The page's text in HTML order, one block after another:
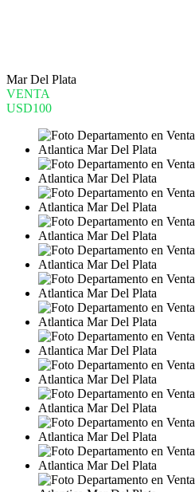
Mar Del Plata
VENTA
USD100